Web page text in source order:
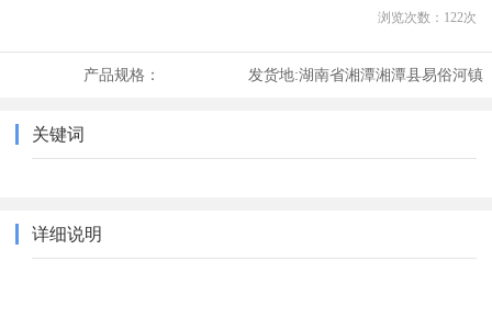
浏览次数： 122次
产品规格： 发货地:湖南省湘潭湘潭县易俗河镇
关键词
详细说明